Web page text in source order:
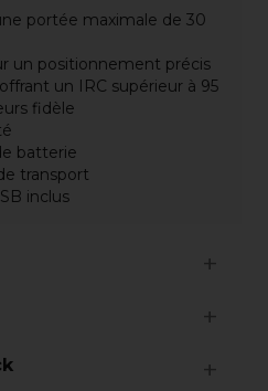
portée maximale de 30
un positionnement précis
un IRC supérieur à 95
fidèle
batterie
transport
inclus